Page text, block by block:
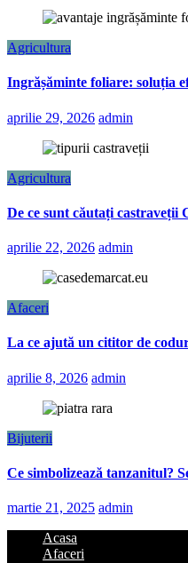
Agricultura
Ingrășăminte foliare: soluția
aprilie 29, 2026 admin
Agricultura
De ce sunt căutați castraveții
aprilie 22, 2026 admin
Afaceri
La ce ajută un cititor de
aprilie 8, 2026 admin
Bijuterii
Ce simbolizează tanzanitul?
martie 21, 2025 admin
Acasa
Afaceri